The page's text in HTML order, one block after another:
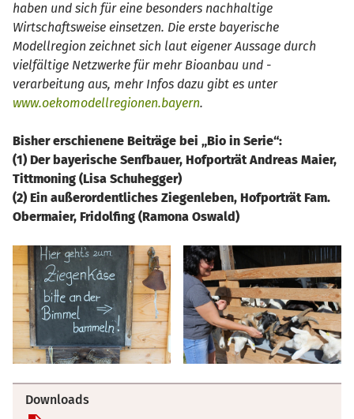
haben und sich für eine besonders nachhaltige
Wirtschaftsweise einsetzen. Die erste bayerische
Modellregion zeichnet sich laut eigener Aussage durch
vielfältige Netzwerke für mehr Bioanbau und -
verarbeitung aus, mehr Infos dazu gibt es unter
www.oekomodellregionen.bayern.
Bisher erschienene Beiträge bei „Bio in Serie“:
(1) Der bayerische Senfbauer, Hofporträt Andreas Maier,
Tittmoning (Lisa Schuhegger)
(2) Ein außerordentliches Ziegenleben, Hofporträt Fam.
Obermaier, Fridolfing (Ramona Oswald)
Downloads